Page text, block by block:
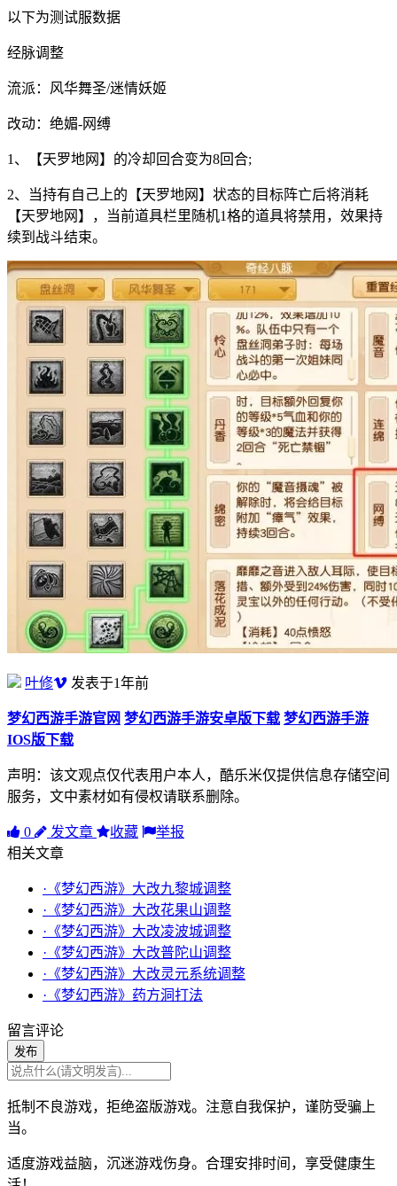
以下为测试服数据
经脉调整
流派：风华舞圣/迷情妖姬
改动：绝媚-网缚
1、【天罗地网】的冷却回合变为8回合;
2、当持有自己上的【天罗地网】状态的目标阵亡后将消耗
【天罗地网】，当前道具栏里随机1格的道具将禁用，效果持
续到战斗结束。
叶修 发表于1年前
梦幻西游手游官网 梦幻西游手游安卓版下载 梦幻西游手游
IOS版下载
声明：该文观点仅代表用户本人，酷乐米仅提供信息存储空间
服务，文中素材如有侵权请联系删除。
0 发文章 收藏
举报
相关文章
·《梦幻西游》大改九黎城调整
·《梦幻西游》大改花果山调整
·《梦幻西游》大改凌波城调整
·《梦幻西游》大改普陀山调整
·《梦幻西游》大改灵元系统调整
·《梦幻西游》药方洞打法
留言评论
发布
抵制不良游戏，拒绝盗版游戏。注意自我保护，谨防受骗上
当。
适度游戏益脑，沉迷游戏伤身。合理安排时间，享受健康生